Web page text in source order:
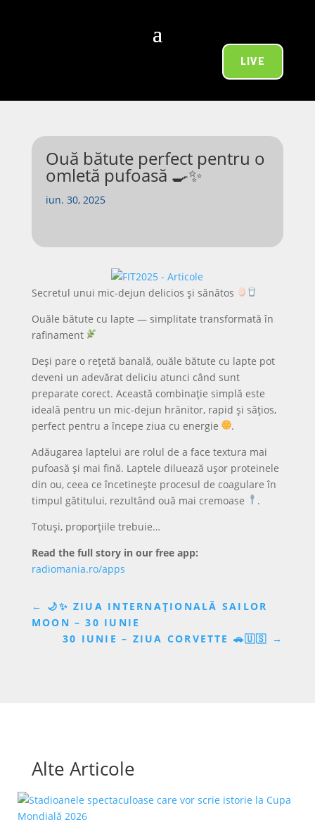
LIVE
Ouă bătute perfect pentru o
omletă pufoasă 🍳✨
iun. 30, 2025
Secretul unui mic-dejun delicios și sănătos
Ouăle bătute cu lapte — simplitate transformată în
rafinament
Deși pare o rețetă banală, ouăle bătute cu lapte pot
deveni un adevărat deliciu atunci când sunt
preparate corect. Această combinație simplă este
ideală pentru un mic-dejun hrănitor, rapid și sățios,
perfect pentru a începe ziua cu energie
.
Adăugarea laptelui are rolul de a face textura mai
pufoasă și mai fină. Laptele diluează ușor proteinele
din ou, ceea ce încetinește procesul de coagulare în
timpul gătitului, rezultând ouă mai cremoase
.
Totuși, proporțiile trebuie…
Read the full story in our free app:
radiomania.ro/apps
← 🌙✨ ZIUA INTERNAȚIONALĂ SAILOR
MOON – 30 IUNIE
30 IUNIE – ZIUA CORVETTE 🚗🇺🇸 →
Alte Articole